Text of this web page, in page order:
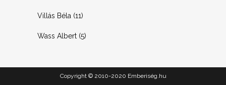
Villás Béla (11)
Wass Albert (5)
Copyright © 2010-2020 Emberiség.hu